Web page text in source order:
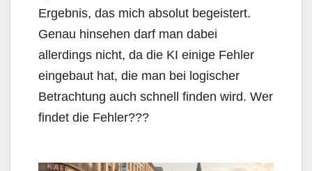
Ergebnis, das mich absolut begeistert.
Genau hinsehen darf man dabei
allerdings nicht, da die KI einige Fehler
eingebaut hat, die man bei logischer
Betrachtung auch schnell finden wird. Wer
findet die Fehler???